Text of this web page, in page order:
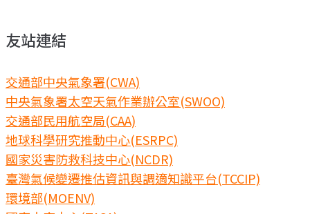
友站連結
交通部中央氣象署(CWA)
中央氣象署太空天氣作業辦公室(SWOO)
交通部民用航空局(CAA)
地球科學研究推動中心(ESRPC)
國家災害防救科技中心(NCDR)
臺灣氣候變遷推估資訊與調適知識平台(TCCIP)
環境部(MOENV)